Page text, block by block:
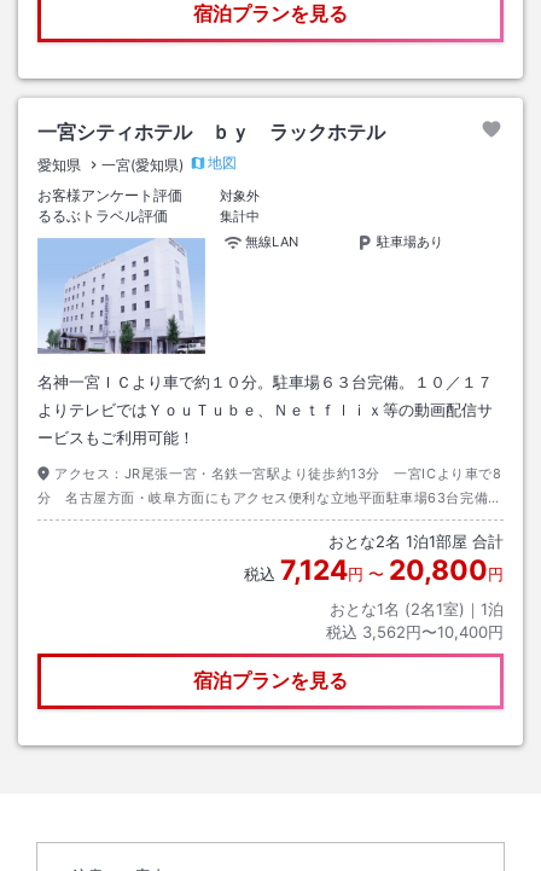
宿泊プランを見る
一宮シティホテル ｂｙ ラックホテル
愛知県 一宮(愛知県)
地図
お客様アンケート評価
対象外
るるぶトラベル評価
集計中
無線LAN
駐車場あり
名神一宮ＩＣより車で約１０分。駐車場６３台完備。１０／１７
よりテレビではＹｏｕＴｕｂｅ、Ｎｅｔｆｌｉｘ等の動画配信サ
ービスもご利用可能！
アクセス： JR尾張一宮・名鉄一宮駅より徒歩約13分 一宮ICより車で8
分 名古屋方面・岐阜方面にもアクセス便利な立地平面駐車場63台完備
【無料】
おとな2名 1泊1部屋 合計
税込 7,124円 〜 20,800円
おとな1名 (2名1室)｜ 1泊
税込 3,562円〜10,400円
宿泊プランを見る